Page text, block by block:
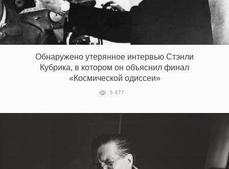
Обнаружено утерянное интервью Стэнли
Кубрика, в котором он объяснил финал
«Космической одиссеи»
5 677